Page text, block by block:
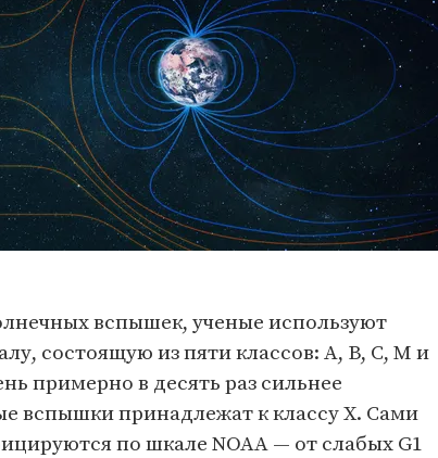
вспышек, ученые используют
состоящую из пяти классов: A, B, C, M и
примерно в десять раз сильнее
вспышки принадлежат к классу X. Сами
по шкале NOAA — от слабых G1